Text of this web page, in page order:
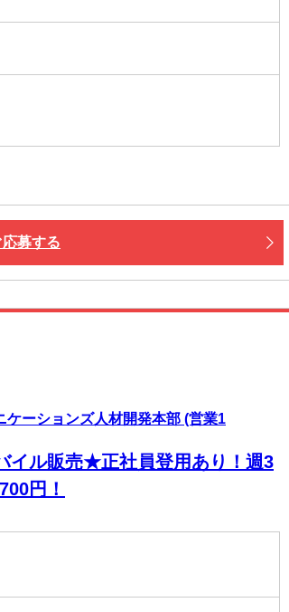
募する
ケーションズ人材開発本部 (営業1
イル販売★正社員登用あり！週3
円！